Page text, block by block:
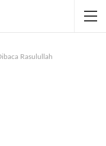
Rasulullah